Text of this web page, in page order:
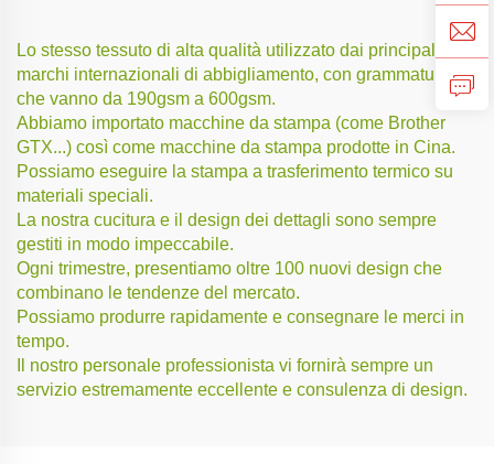
Lo stesso tessuto di alta qualità utilizzato dai principali
marchi internazionali di abbigliamento, con grammature
che vanno da 190gsm a 600gsm.
Abbiamo importato macchine da stampa (come Brother
GTX...) così come macchine da stampa prodotte in Cina.
Possiamo eseguire la stampa a trasferimento termico su
materiali speciali.
La nostra cucitura e il design dei dettagli sono sempre
gestiti in modo impeccabile.
Ogni trimestre, presentiamo oltre 100 nuovi design che
combinano le tendenze del mercato.
Possiamo produrre rapidamente e consegnare le merci in
tempo.
Il nostro personale professionista vi fornirà sempre un
servizio estremamente eccellente e consulenza di design.